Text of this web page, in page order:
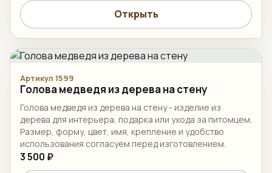
Открыть
Артикул 1599
Голова медведя из дерева на стену
Голова медведя из дерева на стену - изделие из
дерева для интерьера, подарка или ухода за питомцем.
Размер, форму, цвет, имя, крепление и удобство
использования согласуем перед изготовлением.
3 500 ₽